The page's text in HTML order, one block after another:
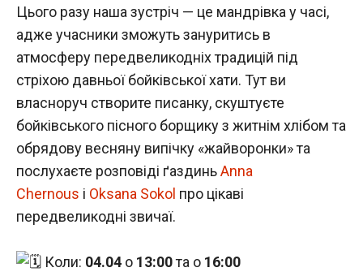
Цього разу наша зустріч — це мандрівка у часі,
адже учасники зможуть зануритись в
атмосферу передвеликодніх традицій під
стріхою давньої бойківської хати. Тут ви
власноруч створите писанку, скуштуєте
бойківського пісного борщику з житнім хлібом та
обрядову весняну випічку «жайворонки» та
послухаєте розповіді ґаздиньAnna
Chernous і Oksana Sokol про цікаві
передвеликодні звичаї.
Коли: 04.04 о 13:00та о 16:00